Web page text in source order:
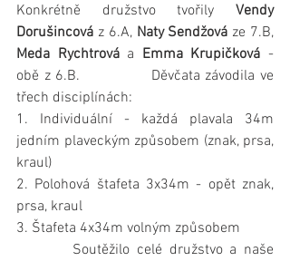
Konkrétně družstvo tvořily Vendy
Dorušincová z 6.A, Naty Sendžová
Meda Rychtrová a Emma Krupičková -
obě z 6.B.              Děvčata závodila ve
třech disciplínách:
1. Individuální - každá plavala 34m
jedním plaveckým způsobem (znak, prsa,
kraul)
2. Polohová štafeta 3x34m - opět znak,
prsa, kraul
3. Štafeta 4x34m volným způsobem